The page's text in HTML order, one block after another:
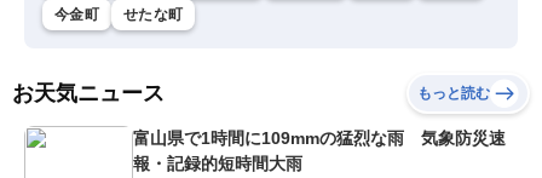
今金町
せたな町
お天気ニュース もっと読む
富山県で1時間に109mmの猛烈な雨 気象防災速
報・記録的短時間大雨